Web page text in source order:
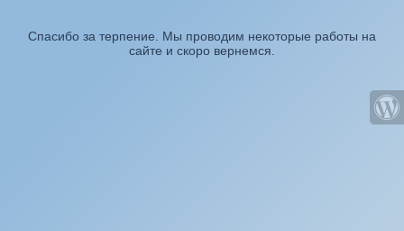
Спасибо за терпение. Мы проводим некоторые работы на
сайте и скоро вернемся.